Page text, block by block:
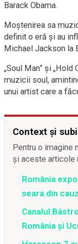
Barack Obama.
Moștenirea sa
definit o eră și au
Michael Jackson la
„Soul Man” și „Hold
muzicii soul,
unui artist care a
Context și
Pentru o imagine
și aceste articole
România
seara din
Canalul
România și